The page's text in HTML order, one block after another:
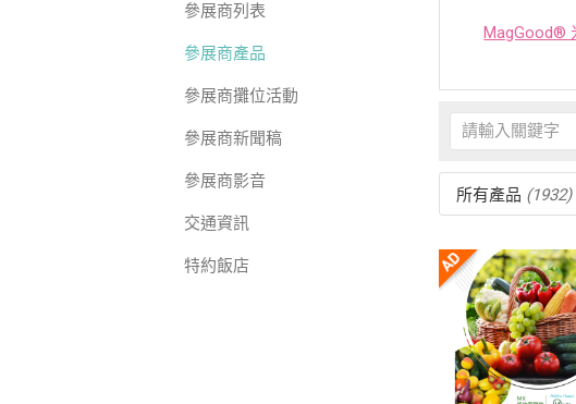
參展商列表
參展商產品
參展商攤位活動
參展商新聞稿
參展商影音
交通資訊
特約飯店
所有產品 (1932)